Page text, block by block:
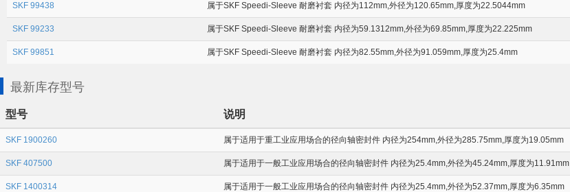
SKF 99438 属于SKF Speedi-Sleeve 耐磨衬套 内径为112mm,外径为120.65mm,厚度为22.5044mm
SKF 99233 属于SKF Speedi-Sleeve 耐磨衬套 内径为59.1312mm,外径为69.85mm,厚度为22.225mm
SKF 99851 属于SKF Speedi-Sleeve 耐磨衬套 内径为82.55mm,外径为91.059mm,厚度为25.4mm
最新库存型号
型号 说明
SKF 1900260 属于适用于重工业应用场合的径向轴密封件 内径为254mm,外径为285.75mm,厚度为19.05mm
SKF 407500 属于适用于一般工业应用场合的径向轴密封件 内径为25.4mm,外径为45.24mm,厚度为11.91mm
SKF 1400314 属于适用于一般工业应用场合的径向轴密封件 内径为25.4mm,外径为52.37mm,厚度为6.35mm